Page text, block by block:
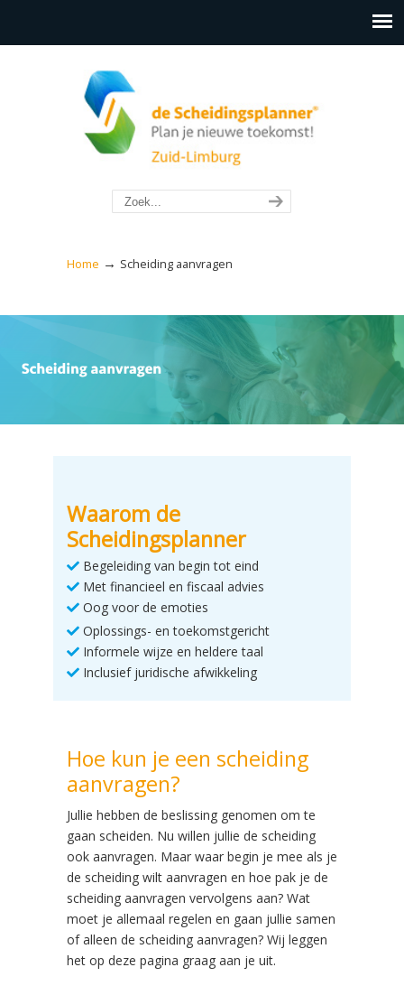
Home → Scheiding aanvragen
Waarom de
Scheidingsplanner
Begeleiding van begin tot eind
Met financieel en fiscaal advies
Oog voor de emoties
Oplossings- en toekomstgericht
Informele wijze en heldere taal
Inclusief juridische afwikkeling
Hoe kun je een scheiding
aanvragen?
Jullie hebben de beslissing genomen om te
gaan scheiden. Nu willen jullie de scheiding
ook aanvragen. Maar waar begin je mee als je
de scheiding wilt aanvragen en hoe pak je de
scheiding aanvragen vervolgens aan? Wat
moet je allemaal regelen en gaan jullie samen
of alleen de scheiding aanvragen? Wij leggen
het op deze pagina graag aan je uit.